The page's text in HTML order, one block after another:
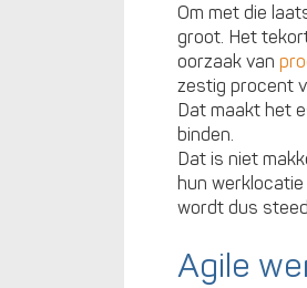
Om met die
groot. Het
oorzaak van
zestig procent
Dat maakt het
binden.
Dat is niet
hun
wordt dus
Agile